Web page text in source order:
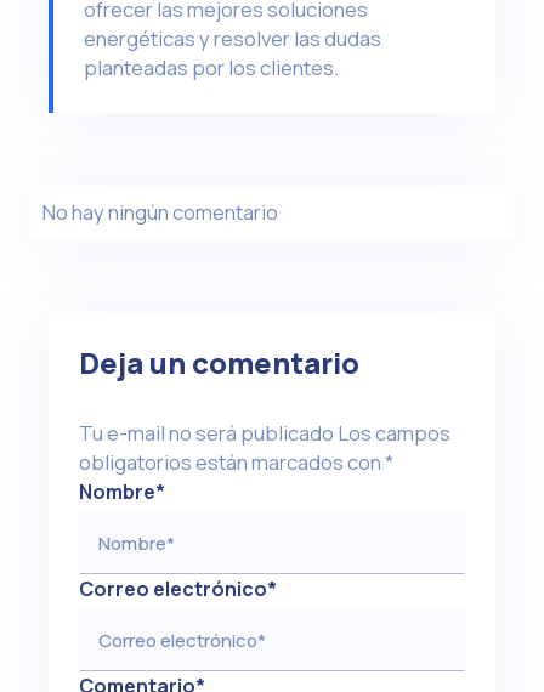
ofrecer las mejores soluciones
energéticas y resolver las dudas
planteadas por los clientes.
No hay ningún comentario
Deja un comentario
Tu e-mail no será publicado Los campos
obligatorios están marcados con*
Nombre*
Correo electrónico*
Comentario*